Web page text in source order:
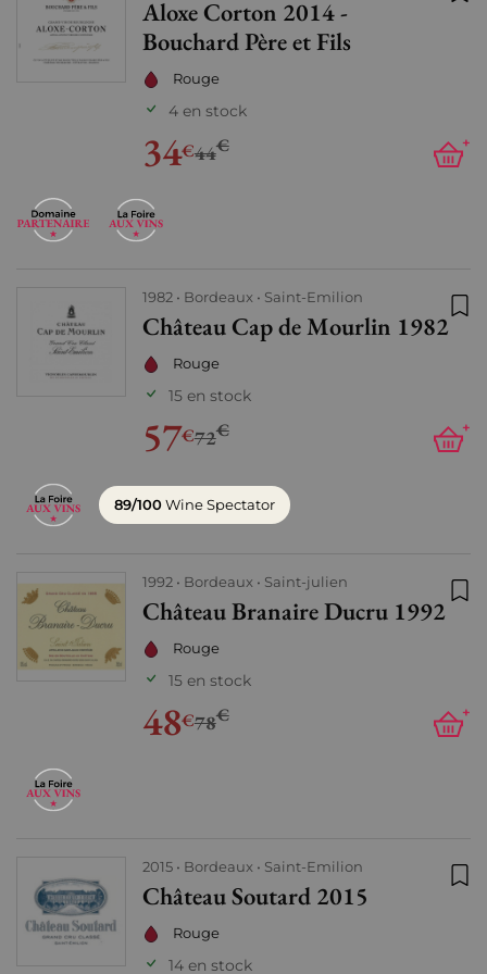
Aloxe Corton 2014 -
Bouchard Père et Fils
Rouge
4 en stock
34€44€ +
1982 Bordeaux Saint-Emilion
Château Cap de Mourlin 1982
Rouge
15 en stock
57€72€ +
89/100Wine Spectator
1992 Bordeaux Saint-julien
Château Branaire Ducru 1992
Rouge
15 en stock
48€78€ +
2015 Bordeaux Saint-Emilion
Château Soutard 2015
Rouge
14 en stock